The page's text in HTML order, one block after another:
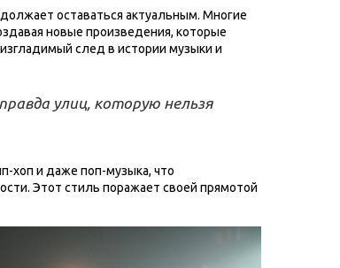
оставаться актуальным. Многие
новые произведения, которые
след в истории музыки и
улиц, которую нельзя
хоп и даже поп-музыка, что
Этот стиль поражает своей прямотой